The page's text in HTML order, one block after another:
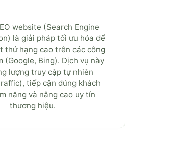
website (Search Engine
là giải pháp tối ưu hóa để
thứ hạng cao trên các công
(Google, Bing). Dịch vụ này
lượng truy cập tự nhiên
tiếp cận đúng khách
năng và nâng cao uy tín
thương hiệu.